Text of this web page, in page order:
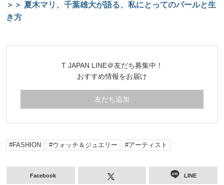
＞＞ 夏木マリ、千葉雄大が語る、私にとってのパールと生
き方
T JAPAN LINE＠友だち募集中！
おすすめ情報をお届け
友だち追加
FASHION ウォッチ＆ジュエリー アーティスト
Facebook LINE